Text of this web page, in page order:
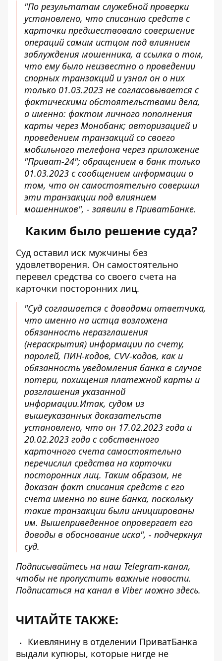
"По результатам служебной проверки
установлено, что списанию средств с
карточки предшествовало совершение
операций самим истцом под влиянием
заблуждения мошенника, а ссылка о том,
что ему было неизвестно о проведении
спорных транзакций и узнал он о них
только 01.03.2023 не согласовывается с
фактическими обстоятельствами дела,
а именно: фактом личного пополнения
карты через Монобанк; авторизацией и
проведением транзакций со своего
мобильного телефона через приложение
"Приват-24"; обращением в банк только
01.03.2023 с сообщением информации о
том, что он самостоятельно совершил
эти транзакции под влиянием
мошенников", - заявили в ПриватБанке.
Каким было решение суда?
Суд оставил иск мужчины без
удовлетворения. Он самостоятельно
перевел средства со своего счета на
карточки посторонних лиц.
"Суд соглашается с доводами ответчика,
что именно на истца возложена
обязанность неразглашения
(нераскрытия) информации по счету,
паролей, ПИН-кодов, CVV-кодов, как и
обязанность уведомления банка в случае
потери, похищения платежной карты и
разглашения указанной
информации.Итак, судом из
вышеуказанных доказательств
установлено, что он 17.02.2023 года и
20.02.2023 года с собственного
карточного счета самостоятельно
перечислил средства на карточки
посторонних лиц. Таким образом, не
доказан факт списания средств с его
счета именно по вине банка, поскольку
такие транзакции были инициированы
им. Вышеприведенное опровергает его
доводы в обоснование иска", - подчеркнул
суд.
Подписывайтесь на наш Telegram-канал,
чтобы не пропустить важные новости.
Подписаться на канал в Viber можно здесь.
ЧИТАЙТЕ ТАКЖЕ:
Киевлянину в отделении ПриватБанка
выдали купюры, которые нигде не